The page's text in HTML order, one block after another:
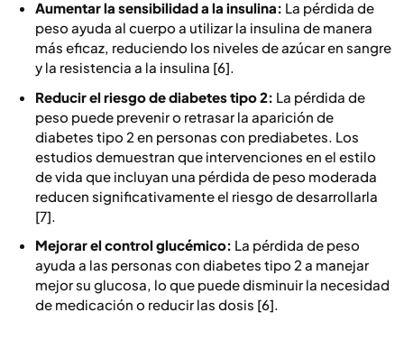
Aumentar la sensibilidad a la insulina: La pérdida de
peso ayuda al cuerpo a utilizar la insulina de manera
más eficaz, reduciendo los niveles de azúcar en sangre
y la resistencia a la insulina [6].
Reducir el riesgo de diabetes tipo 2: La pérdida de
peso puede prevenir o retrasar la aparición de
diabetes tipo 2 en personas con prediabetes. Los
estudios demuestran que intervenciones en el estilo
de vida que incluyan una pérdida de peso moderada
reducen significativamente el riesgo de desarrollarla
[7].
Mejorar el control glucémico: La pérdida de peso
ayuda a las personas con diabetes tipo 2 a manejar
mejor su glucosa, lo que puede disminuir la necesidad
de medicación o reducir las dosis [6].